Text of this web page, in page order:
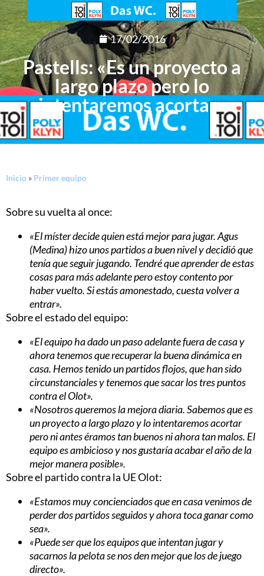
17/02/2016
Pastells: «Es un proyecto a
largo plazo pero lo
intentaremos acortar»
Inicio » Primer equipo
Sobre su vuelta al once:
«El míster decide quien está mejor para jugar. Agus
(Medina) hizo unos partidos a buen nivel y decidió que
tenía que seguir jugando. Tendré que aprender de estas
cosas para más adelante pero estoy contento por
haber vuelto. Si estás amonestado, cuesta volver a
entrar».
Sobre el estado del equipo:
«El equipo ha dado un paso adelante fuera de casa y
ahora tenemos que recuperar la buena dinámica en
casa. Hemos tenido un partidos flojos, que han sido
circunstanciales y tenemos que sacar los tres puntos
contra el Olot».
«Nosotros queremos la mejora diaria. Sabemos que es
un proyecto a largo plazo y lo intentaremos acortar
pero ni antes éramos tan buenos ni ahora tan malos. El
equipo es ambicioso y nos gustaría acabar el año de la
mejor manera posible».
Sobre el partido contra la UE Olot:
«Estamos muy concienciados que en casa venimos de
perder dos partidos seguidos y ahora toca ganar como
sea».
«Puede ser que los equipos que intentan jugar y
sacarnos la pelota se nos den mejor que los de juego
directo».